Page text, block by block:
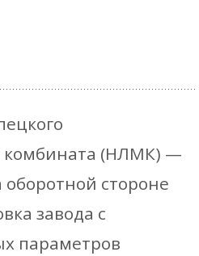
комбината (НЛМК) —
стороне
завода с
параметров